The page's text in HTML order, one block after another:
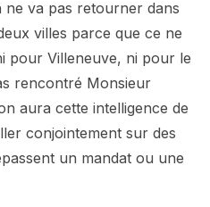
ne va pas retourner dans
villes parce que ce ne
pour Villeneuve, ni pour le
rencontré Monsieur
aura cette intelligence de
conjointement sur des
un mandat ou une